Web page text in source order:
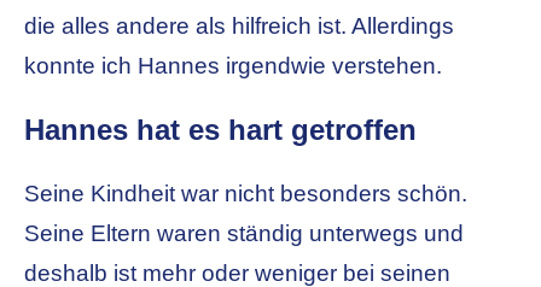
die alles andere als hilfreich ist. Allerdings
konnte ich Hannes irgendwie verstehen.
Hannes hat es hart getroffen
Seine Kindheit war nicht besonders schön.
Seine Eltern waren ständig unterwegs und
deshalb ist mehr oder weniger bei seinen